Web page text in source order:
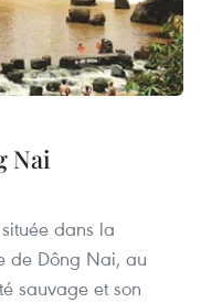
Nai
dans la
de Dông Nai, au
sauvage et son